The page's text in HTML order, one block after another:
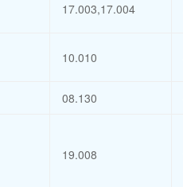
17.003,17.004
10.010
08.130
19.008